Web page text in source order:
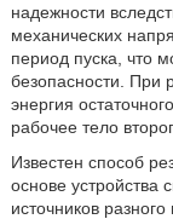
надежности
механических
период пуска, что
безопасности. При
энергия
рабочее тело
Известен способ
основе устройства
источников